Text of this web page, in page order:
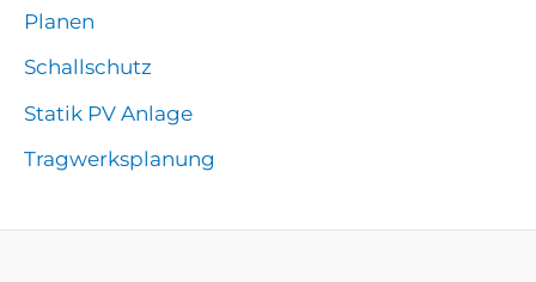
Planen
Schallschutz
Statik PV Anlage
Tragwerksplanung